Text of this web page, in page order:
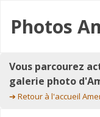
Photos
Vous parcourez
galerie photo
➔ Retour à l'accueil